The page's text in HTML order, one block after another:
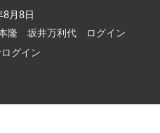
8月8日
隆 坂井万利代
ログイン
グイン